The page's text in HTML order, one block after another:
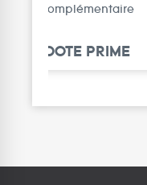
PRIME
complémentaire